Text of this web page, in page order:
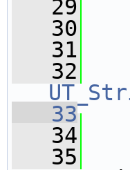
   29
   30
   31
   32
   33
   34
   35